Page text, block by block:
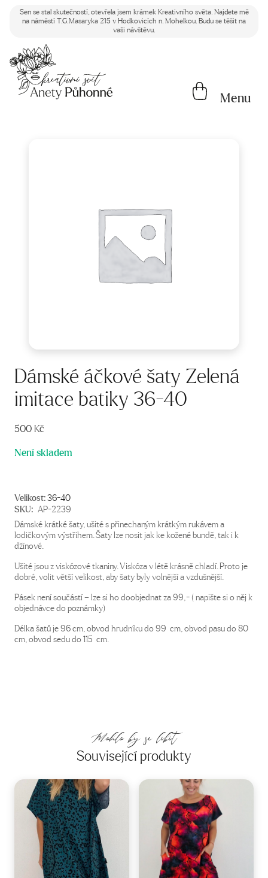
Sen se stal skutečností, otevřela jsem krámek Kreativního světa. Najdete mě
na náměstí T.G.Masaryka 215 v Hodkovicích n. Mohelkou. Budu se těšit na
vaši návštěvu.
Menu
Dámské áčkové šaty Zelená
imitace batiky 36-40
500 Kč
Není skladem
Velikost:36-40
SKU: AP-2239
Dámské krátké šaty, ušité s přinechaným krátkým rukávem a
lodičkovým výstřihem. Šaty lze nosit jak ke kožené bundě, tak i k
džínové.
Ušité jsou z viskózové tkaniny. Viskóza v létě krásně chladí. Proto je
dobré, volit větší velikost, aby šaty byly volnější a vzdušnější.
Pásek není součástí – lze si ho doobjednat za 99,- ( napište si o něj k
objednávce do poznámky)
Délka šatů je 96 cm, obvod hrudníku do 99 cm, obvod pasu do 80
cm, obvod sedu do 115 cm.
Mohlo by se líbit
Související produkty